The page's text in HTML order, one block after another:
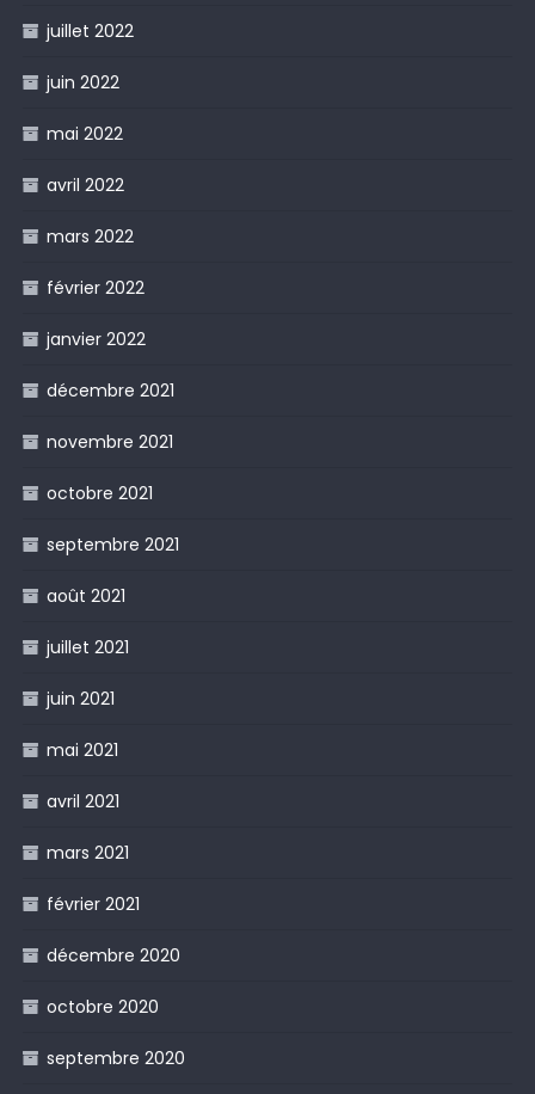
juillet 2022
juin 2022
mai 2022
avril 2022
mars 2022
février 2022
janvier 2022
décembre 2021
novembre 2021
octobre 2021
septembre 2021
août 2021
juillet 2021
juin 2021
mai 2021
avril 2021
mars 2021
février 2021
décembre 2020
octobre 2020
septembre 2020